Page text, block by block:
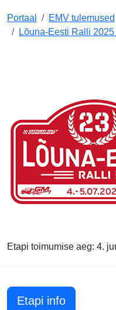
Portaal EMV tulemused
Lõuna-Eesti Ralli
Etapi toimumise aeg: 4.
Etapi info